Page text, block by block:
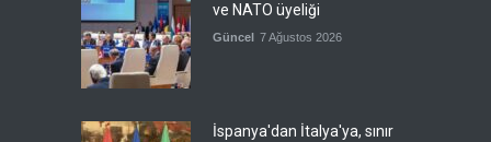
ve NATO üyeliği
Güncel 7 Ağustos 2026
İspanya'dan İtalya'ya, sınır